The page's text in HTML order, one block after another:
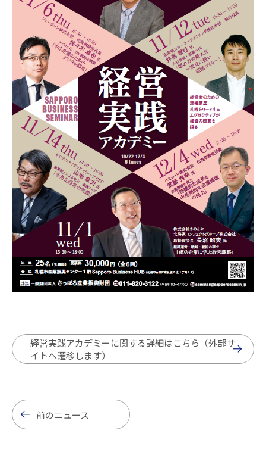
経営実践アカデミーに関する詳細はこちら（外部サ
イトへ遷移します）
前のニュース